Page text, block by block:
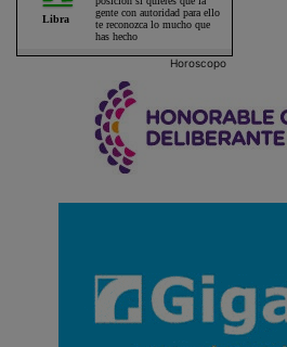
Horoscopo